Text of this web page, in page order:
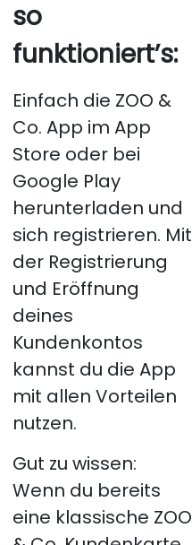
so
funktioniert’s:
Einfach die ZOO &
Co. App im App
Store oder bei
Google Play
herunterladen und
sich registrieren. Mit
der Registrierung
und Eröffnung
deines
Kundenkontos
kannst du die App
mit allen Vorteilen
nutzen.
Gut zu wissen:
Wenn du bereits
eine klassische ZOO